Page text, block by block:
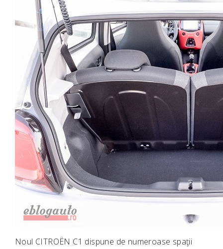
Noul CITROËN C1 dispune de numeroase spaţii